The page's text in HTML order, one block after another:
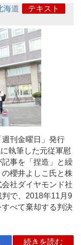
海道
テキスト
刊金曜日」発行
執筆した元従軍慰
事を「捏造」と繰
櫻井よしこ氏と株
社ダイヤモンド社
で、2018年11月9
べて棄却する判決
続きを読む